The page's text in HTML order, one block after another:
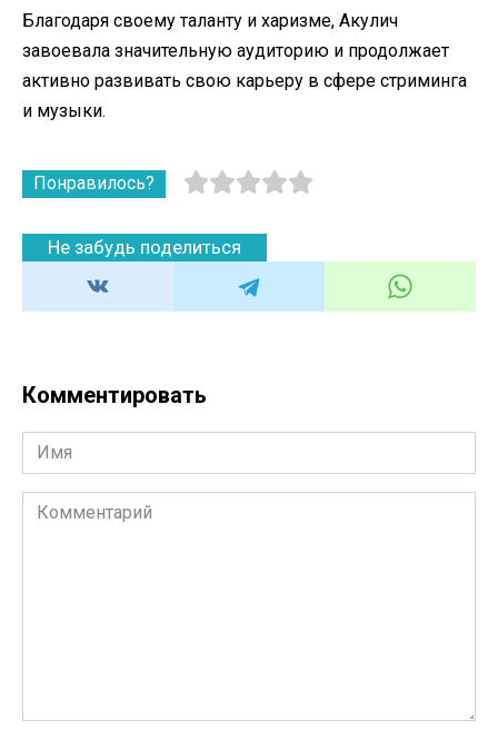
Благодаря своему таланту и харизме, Акулич
завоевала значительную аудиторию и продолжает
активно развивать свою карьеру в сфере стриминга
и музыки.
Понравилось?
Не забудь поделиться
Комментировать
Имя
Комментарий